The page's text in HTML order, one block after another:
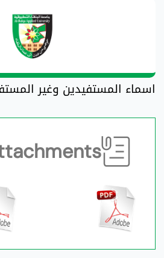
اسماء المستفيدين وغير